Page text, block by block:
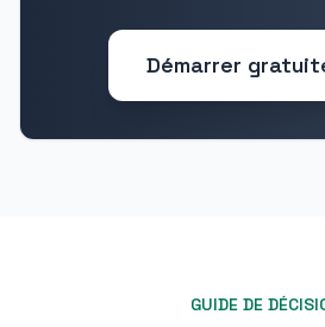
Démarrer
GUIDE DE